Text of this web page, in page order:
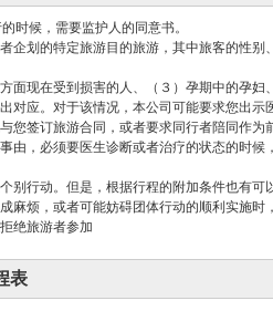
时候，需要监护人的同意书。
企划的特定旅游目的旅游，其中旅客的性
面现在受到损害的人、（３）孕期中的孕
对应。对于该情况，本公司可能要求您出
您签订旅游合同，或者要求同行者陪同作为
由，必须要医生诊断或者治疗的状态的时
别行动。但是，根据行程的附加条件也有可
麻烦，或者可能妨碍团体行动的顺利实施时
绝旅游者参加
表